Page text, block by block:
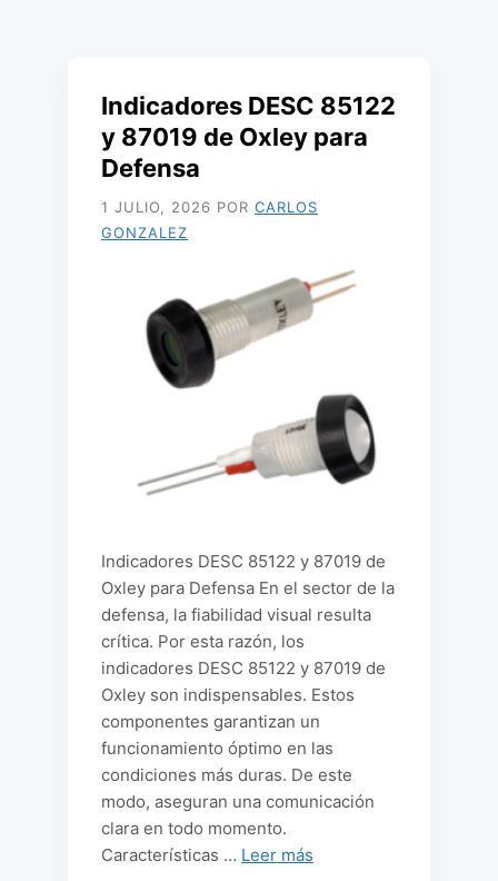
Indicadores DESC 85122
y 87019 de Oxley para
Defensa
1 JULIO, 2026 POR CARLOS
GONZALEZ
Indicadores DESC 85122 y 87019 de
Oxley para Defensa En el sector de la
defensa, la fiabilidad visual resulta
crítica. Por esta razón, los
indicadores DESC 85122 y 87019 de
Oxley son indispensables. Estos
componentes garantizan un
funcionamiento óptimo en las
condiciones más duras. De este
modo, aseguran una comunicación
clara en todo momento.
Características … Leer más